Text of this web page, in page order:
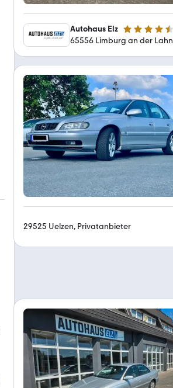
Autohaus Elz 4.7 Sterne
65556 Limburg an der Lahn
29525 Uelzen, Privatanbieter